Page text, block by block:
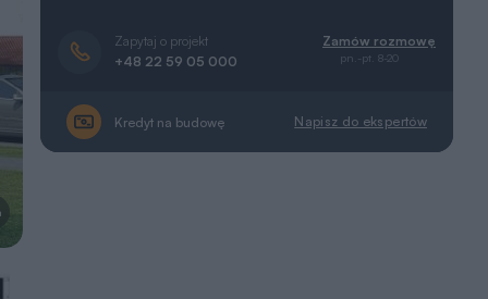
Zapytaj o projekt
+48 22 59 05 000
Zamów rozmowę
pn.-pt. 8-20
Kredyt na budowę Napisz do ekspertów